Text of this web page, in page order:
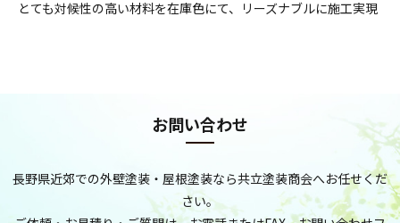
とても対候性の高い材料を在庫色にて、リーズナブルに施工実現
お問い合わせ
長野県近郊での外壁塗装・屋根塗装なら共立塗装商会へお任せくだ
さい。